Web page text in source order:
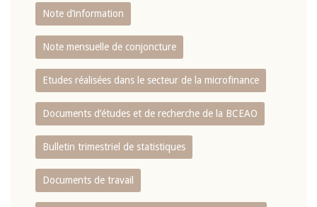
Note d’information
Note mensuelle de conjoncture
Etudes réalisées dans le secteur de la microfinance
Documents d’études et de recherche de la BCEAO
Bulletin trimestriel de statistiques
Documents de travail